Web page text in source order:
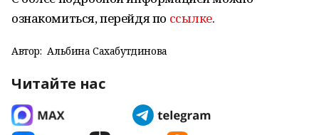
ознакомиться, перейдя по ссылке.
Автор: Альбина Сахабутдинова
Читайте нас